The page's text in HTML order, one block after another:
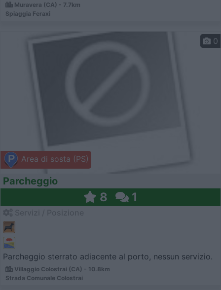
Muravera (CA) - 7.7km
Spiaggia Feraxi
Area di sosta (PS)
0
Parcheggio
8 1
Parcheggio sterrato adiacente al porto, nessun servizio.
Villaggio Colostrai (CA) - 10.8km
Strada Comunale Colostrai